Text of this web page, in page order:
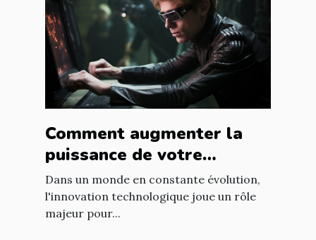
Comment augmenter la
puissance de votre
entreprise grâce aux
nouvelles technologies
Dans un monde en constante évolution,
l'innovation technologique joue un rôle
majeur pour...